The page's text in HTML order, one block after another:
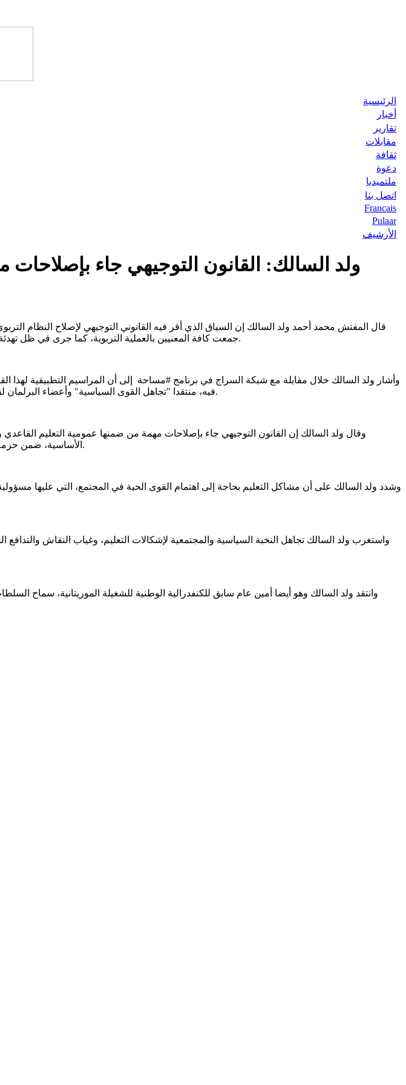
الرئيسية
أخبار
تقارير
مقابلات
ثقافة
دعوة
ملتميديا
اتصل بنا
Francais
Pulaar
الأرشيف
ولد السالك: القانون التوجيهي جاء
قال المفتش محمد أحمد ولد السالك إن السياق الذي أقر فيه القانوني التوجيهي لإصلاح النظام
جمعت كافة المعنيين بالعملية التربوية، كما جرى في ظل تهدئة سياسية الأمر الذي ميزه عن بقية الإصلاحات التربوية التي جرى إقراراها من قبل السلطات بشكل منفرد.
وأشار ولد السالك خلال مقابلة مع شبكة السراج في برنامج #مساحة إلى أن المراسيم التطبيقية لهذا
فيه، منتقدا "تجاهل القوى السياسية" وأعضاء البرلمان لقضايا التعليم والنقاش العام، وعدم اهتمامهم بمشاكل التعليم واختلالاته، وانشغالهم بقانون إصلاح الأحزاب.
وقال ولد السالك إن القانون التوجيهي جاء بإصلاحات مهمة من ضمنها عمومية التعليم القاعدي
الأساسية، ضمن حزمة "إصلاحات جوهرية"، داعيا إلى جعل المدرسين في ظروف مرضية حتى يتمكنوا من أداء مهمتهم التربوية.
وشدد ولد السالك على أن مشاكل التعليم بحاجة إلى اهتمام القوى الحية في المجتمع، التي عليها
واستغرب ولد السالك تجاهل النخبة السياسية والمجتمعية لإشكالات التعليم، وغياب النقاش
وانتقد ولد السالك وهو أيضا أمين عام سابق للكنفدرالية الوطنية للشغيلة الموريتانية، سماح